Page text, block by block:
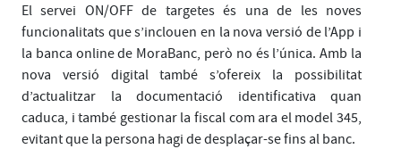
El servei ON/OFF de targetes és una de les noves
funcionalitats que s’inclouen en la nova versió de l’App i
la banca online de MoraBanc, però no és l’única. Amb la
nova versió digital també s’ofereix la possibilitat
d’actualitzar la documentació identificativa quan
caduca, i també gestionar la fiscal com ara el model 345,
evitant que la persona hagi de desplaçar-se fins al banc.